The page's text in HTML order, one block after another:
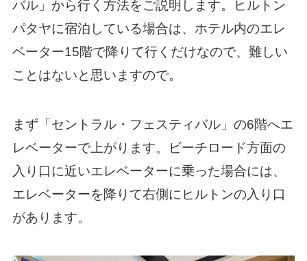
バル」から行く方法をご説明します。ヒルトン
パタヤに宿泊している場合は、ホテル内のエレ
ベーター15階で降りて行くだけなので、難しい
ことはないと思いますので。
まず「セントラル・フェスティバル」の6階へエ
レベーターで上がります。ビーチロード方面の
入り口に近いエレベーターに乗った場合には、
エレベーターを降りて右側にヒルトンの入り口
があります。